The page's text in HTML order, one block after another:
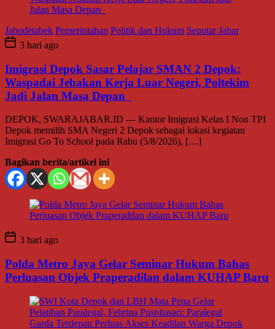
Jabodetabek Pemerintahan Politik dan Hukum Seputar Jabar
3 hari ago
Imigrasi Depok Sasar Pelajar SMAN 2 Depok:
Waspadai Jebakan Kerja Luar Negeri, Poltekim
Jadi Jalan Masa Depan
DEPOK, SWARAJABAR.ID — Kantor Imigrasi Kelas I Non TPI
Depok memilih SMA Negeri 2 Depok sebagai lokasi kegiatan
Imigrasi Go To School pada Rabu (5/8/2026), […]
Bagikan berita/artikel ini
3 hari ago
Polda Metro Jaya Gelar Seminar Hukum Bahas
Perluasan Objek Praperadilan dalam KUHAP Baru